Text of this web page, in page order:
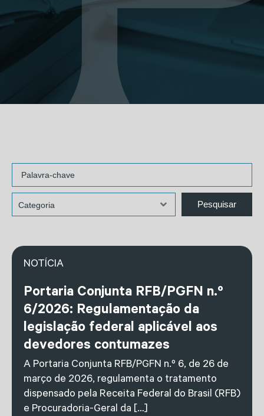
NOTÍCIA
Portaria Conjunta RFB/PGFN n.º
6/2026: Regulamentação da
legislação federal aplicável aos
devedores contumazes
A Portaria Conjunta RFB/PGFN n.º 6, de 26 de
março de 2026, regulamenta o tratamento
dispensado pela Receita Federal do Brasil (RFB)
e Procuradoria-Geral da […]